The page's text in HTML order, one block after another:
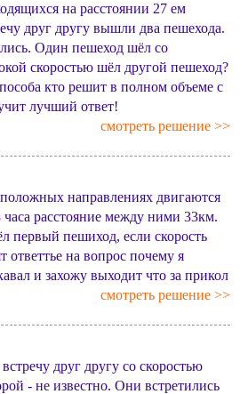
на расстоянии 27 ем
друг другу вышли два пешехода.
Один пешеход шёл со
скоростью шёл другой пешеход?
кто решит в полном объеме с
лучший ответ!
смотреть решение >>
направлениях двигаются
часа расстояние между ними 33км.
первый пешиход, если скорость
ответтье на вопрос почему я
и захожу выходит что за прикол
смотреть решение >>
друг другу со скоростью
- не известно. Они встретились